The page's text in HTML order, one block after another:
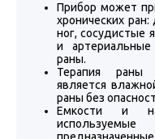
Прибор может
хронических
ног, сосудистые
и артериальные
раны.
Терапия раны
является
раны без
Емкости и